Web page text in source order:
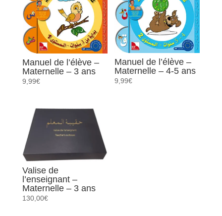
Manuel de l’élève –
Maternelle – 3 ans
9,99€
Manuel de l’élève –
Maternelle – 4-5 ans
9,99€
Valise de
l’enseignant –
Maternelle – 3 ans
130,00€